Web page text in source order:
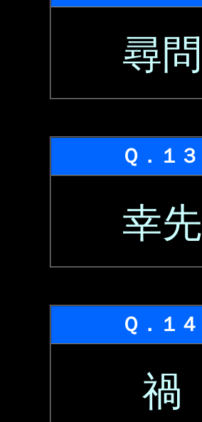
尋問
Ｑ．１３
幸先
Ｑ．１４
禍